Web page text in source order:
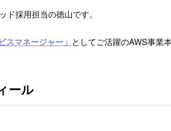
採用担当の徳山です。
スマネージャー」 としてご活躍のAWS事業
ール